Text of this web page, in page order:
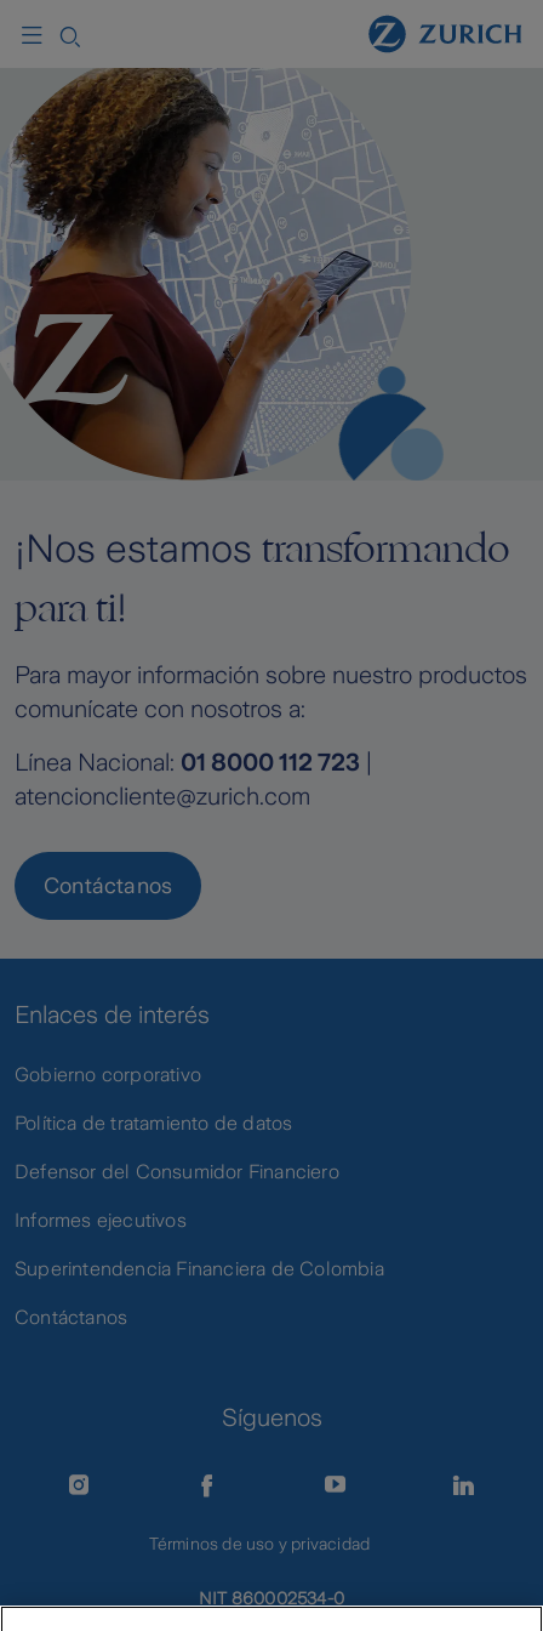
¡Nos estamos transformando
para ti!
Para mayor información sobre nuestro productos
comunícate con nosotros a:
Línea Nacional: 01 8000 112 723
atencioncliente@zurich.com
Contáctanos
Enlaces de interés
Gobierno corporativo
Política de tratamiento de datos
Defensor del Consumidor Financiero
Informes ejecutivos
Superintendencia Financiera de Colombia
Contáctanos
Síguenos
Términos de uso y privacidad
NIT 860002534-0